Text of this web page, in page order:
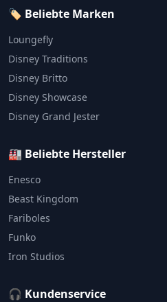
🏷️ Beliebte Marken
Loungefly
Disney Traditions
Disney Britto
Disney Showcase
Disney Grand Jester
🏭 Beliebte Hersteller
Enesco
Beast Kingdom
Fariboles
Funko
Iron Studios
🎧 Kundenservice